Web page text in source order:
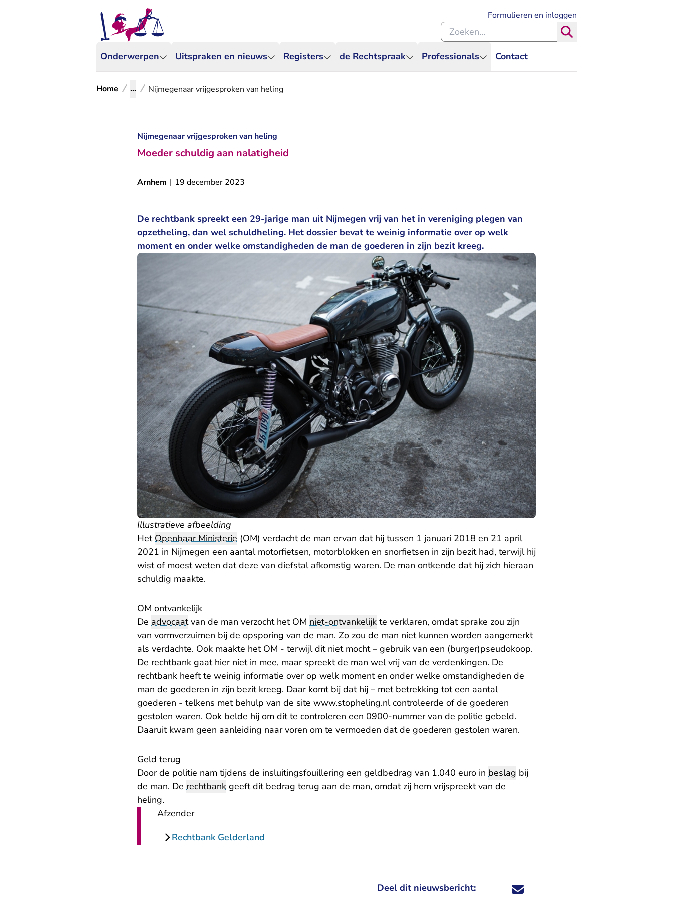
Onderwerpen Uitspraken en nieuws Registers de Rechtspraak Professionals Contact
Formulieren en inloggen
Zoeken binnen de Rechtspraak
Home ... Nijmegenaar vrijgesproken van heling
Nijmegenaar vrijgesproken van heling
Moeder schuldig aan nalatigheid
Arnhem | 19 december 2023
De rechtbank spreekt een 29-jarige man uit Nijmegen vrij van het in vereniging plegen van
opzetheling, dan wel schuldheling. Het dossier bevat te weinig informatie over op welk
moment en onder welke omstandigheden de man de goederen in zijn bezit kreeg.
Illustratieve afbeelding
HetOpenbaar Ministerie (OM) verdacht de man ervan dat hij tussen 1 januari 2018 en 21 april
2021 in Nijmegen een aantal motorfietsen, motorblokken en snorfietsen in zijn bezit had, terwijl hij
wist of moest weten dat deze van diefstal afkomstig waren. De man ontkende dat hij zich hieraan
schuldig maakte.
OM ontvankelijk
De advocaatvan de man verzocht het OM niet-ontvankelijk te verklaren, omdat sprake zou zijn
van vormverzuimen bij de opsporing van de man. Zo zou de man niet kunnen worden aangemerkt
als verdachte. Ook maakte het OM - terwijl dit niet mocht – gebruik van een (burger)pseudokoop.
De rechtbank gaat hier niet in mee, maar spreekt de man wel vrij van de verdenkingen. De
rechtbank heeft te weinig informatie over op welk moment en onder welke omstandigheden de
man de goederen in zijn bezit kreeg. Daar komt bij dat hij – met betrekking tot een aantal
goederen - telkens met behulp van de site www.stopheling.nl controleerde of de goederen
gestolen waren. Ook belde hij om dit te controleren een 0900-nummer van de politie gebeld.
Daaruit kwam geen aanleiding naar voren om te vermoeden dat de goederen gestolen waren.
Geld terug
Door de politie nam tijdens de insluitingsfouillering een geldbedrag van 1.040 euro in beslag bij
de man. De rechtbank geeft dit bedrag terug aan de man, omdat zij hem vrijspreekt van de
heling.
Afzender
Rechtbank Gelderland
Deel dit nieuwsbericht: Deel dit nieuwsbericht via X - U verlaat
Deel dit nieuwsbericht via Facebook - U
Deel dit nieuwsbericht via e-mail
Deel dit nieuwsbericht via LinkedIn - U